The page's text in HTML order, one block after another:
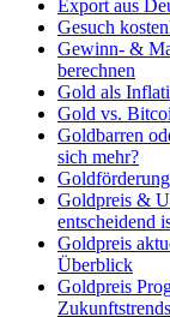
Export aus
Gesuch
Gewinn- &
berechnen
Gold als
Gold vs.
Goldbarren
sich mehr?
Goldpreis &
entscheidend
Goldpreis
Überblick
Goldpreis
Zukunftstrends